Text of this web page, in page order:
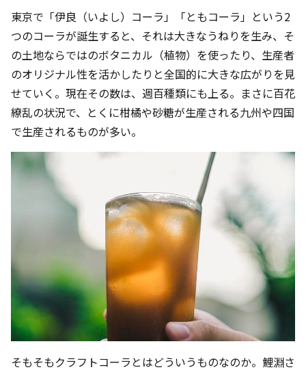
東京で「伊良（いよし）コーラ」「ともコーラ」という2
つのコーラが誕生すると、それは大きなうねりを生み、そ
の土地ならではのボタニカル（植物）を使ったり、生産者
のオリジナル性を活かしたりと全国的に大きな広がりを見
せていく。現在その数は、週百種類にも上る。まさに百花
繚乱の状況で、とくに柑橘や砂糖が生産される九州や四国
で生産されるものが多い。
そもそもクラフトコーラとはどういうものなのか。鯉淵さ